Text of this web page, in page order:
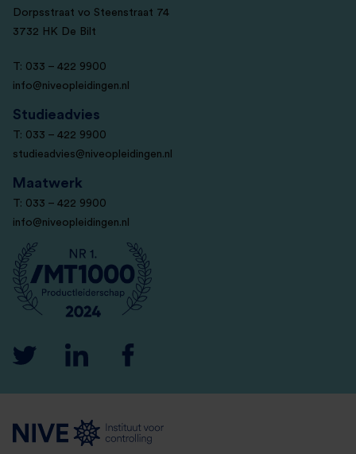
Dorpsstraat vo Steenstraat 74
3732 HK De Bilt
T: 033 – 422 9900
info@niveopleidingen.nl
Studieadvies
T: 033 – 422 9900
studieadvies@niveopleidingen.nl
Maatwerk
T: 033 – 422 9900
info@niveopleidingen.nl